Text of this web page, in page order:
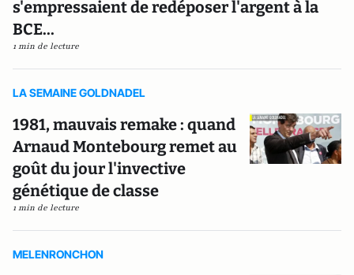
s'empressaient de redéposer l'argent à la
BCE...
1 min de lecture
LA SEMAINE GOLDNADEL
1981, mauvais remake : quand
Arnaud Montebourg remet au
goût du jour l'invective
génétique de classe
1 min de lecture
MELENRONCHON